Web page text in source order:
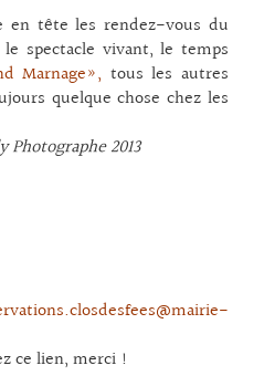
en tête les rendez-vous du
spectacle vivant, le temps
Marnage», tous les autres
quelque chose chez les
Photographe 2013
ce lien, merci !